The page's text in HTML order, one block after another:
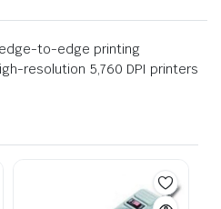
to-edge printing
resolution 5,760 DPI printers